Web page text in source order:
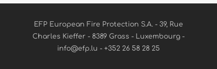
EFP European Fire Protection S.A. - 39, Rue
Charles Kieffer - 8389 Grass - Luxembourg -
info@efp.lu - +352 26 58 28 25